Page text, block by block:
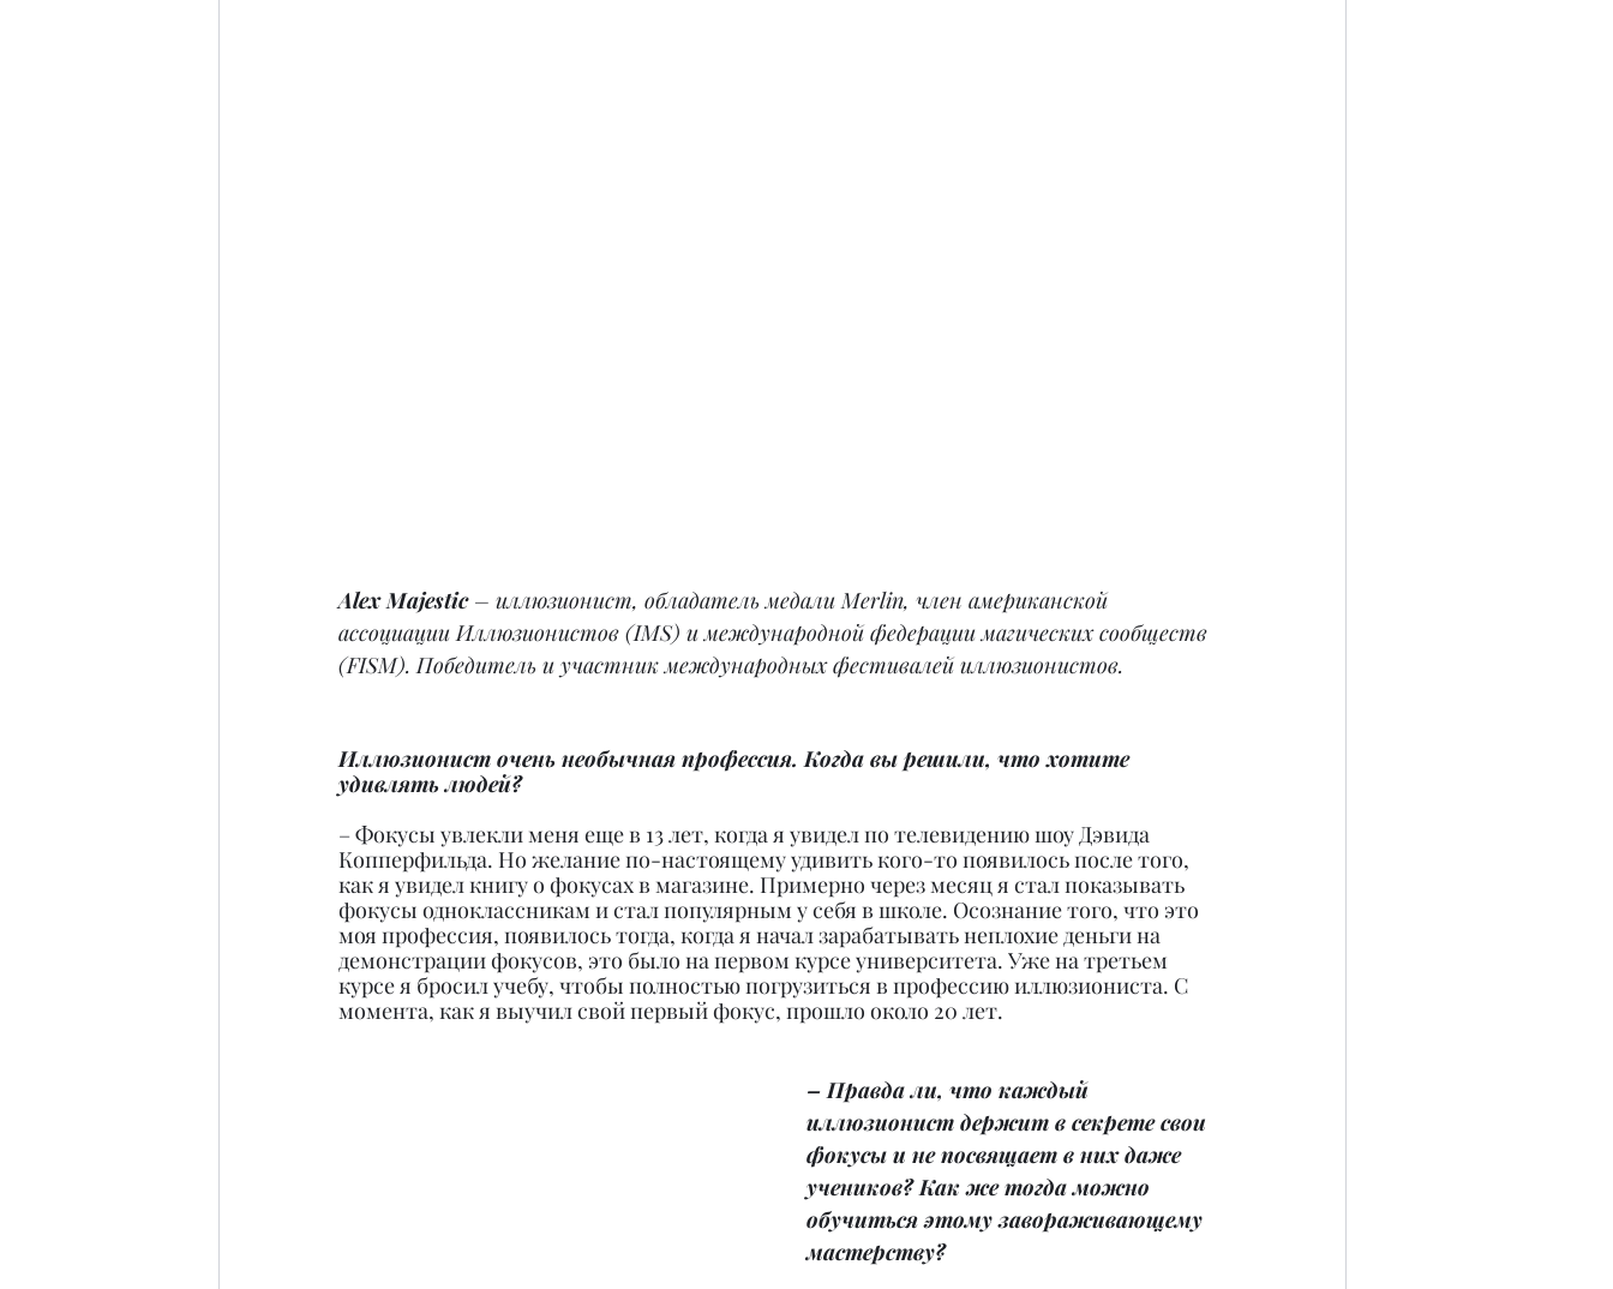
Alex Majestic – иллюзионист, обладатель медали Merlin, член американской
ассоциации Иллюзионистов (IMS) и международной федерации магических сообществ
(FISM). Победитель и участник международных фестивалей иллюзионистов.
Иллюзионист очень необычная профессия. Когда вы решили, что хотите
удивлять людей?
– Фокусы увлекли меня еще в 13 лет, когда я увидел по телевидению шоу Дэвида
Копперфильда. Но желание по-настоящему удивить кого-то появилось после того,
как я увидел книгу о фокусах в магазине. Примерно через месяц я стал показывать
фокусы одноклассникам и стал популярным у себя в школе. Осознание того, что это
моя профессия, появилось тогда, когда я начал зарабатывать неплохие деньги на
демонстрации фокусов, это было на первом курсе университета. Уже на третьем
курсе я бросил учебу, чтобы полностью погрузиться в профессию иллюзиониста. С
момента, как я выучил свой первый фокус, прошло около 20 лет.
– Правда ли, что каждый
иллюзионист держит в секрете свои
фокусы и не посвящает в них даже
учеников? Как же тогда можно
обучиться этому завораживающему
мастерству?